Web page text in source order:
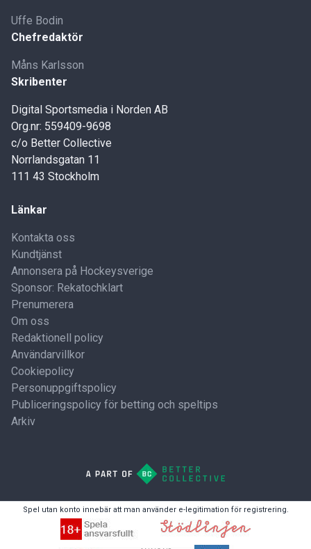
Uffe Bodin
Chefredaktör
Måns Karlsson
Skribenter
Digital Sportsmedia i Norden AB
Org.nr: 559409-9698
c/o Better Collective
Norrlandsgatan 11
111 43 Stockholm
Länkar
Kontakta oss
Kundtjänst
Annonsera på Hockeysverige
Sponsor: Rekatochklart
Prenumerera
Om oss
Redaktionell policy
Användarvillkor
Cookiepolicy
Personuppgiftspolicy
Publiceringspolicy för betting och speltips
Arkiv
Spel utan konto innebär att man använder e-legitimation för registrering.